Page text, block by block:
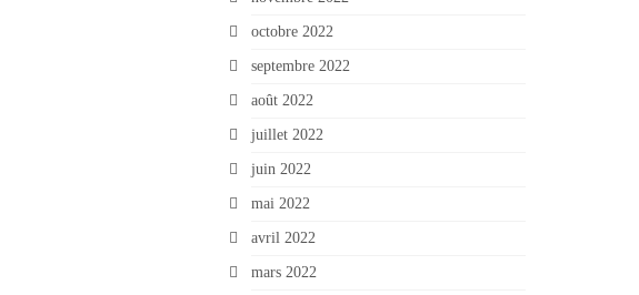
octobre 2022
septembre 2022
août 2022
juillet 2022
juin 2022
mai 2022
avril 2022
mars 2022